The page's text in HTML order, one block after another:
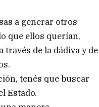
a generar otros
que ellos querían,
de la dádiva y de
tenés que buscar
Estado.